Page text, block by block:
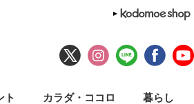
ト カラダ・ココロ 暮らし